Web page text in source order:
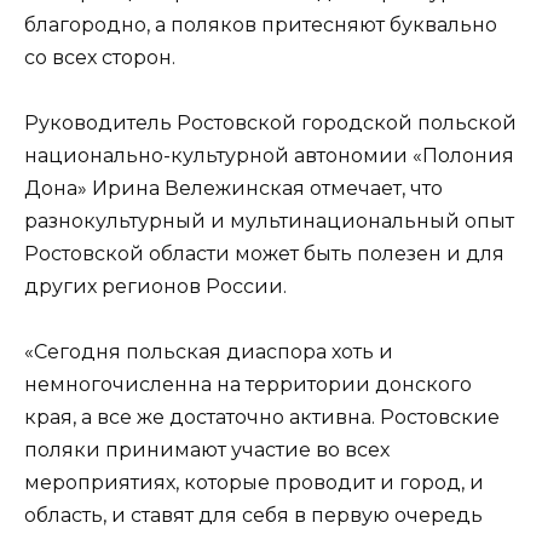
благородно, а поляков притесняют буквально
со всех сторон.
Руководитель Ростовской городской польской
национально-культурной автономии «Полония
Дона» Ирина Вележинская отмечает, что
разнокультурный и мультинациональный опыт
Ростовской области может быть полезен и для
других регионов России.
«Сегодня польская диаспора хоть и
немногочисленна на территории донского
края, а все же достаточно активна. Ростовские
поляки принимают участие во всех
мероприятиях, которые проводит и город, и
область, и ставят для себя в первую очередь